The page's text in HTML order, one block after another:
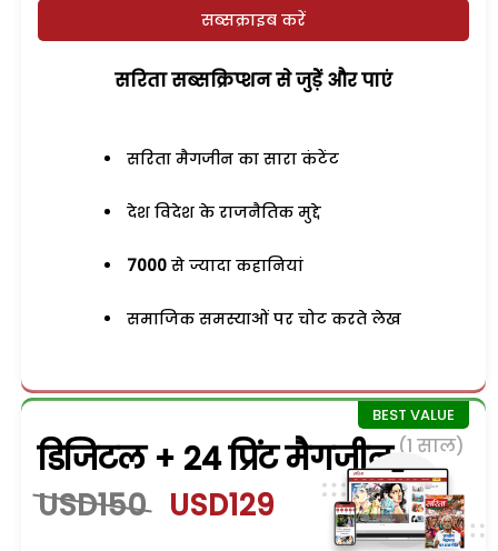
सब्सक्राइब करें
सरिता सब्सक्रिप्शन से जुड़ेें और पाएं
सरिता मैगजीन का सारा कंटेंट
देश विदेश के राजनैतिक मुद्दे
7000 से ज्यादा कहानियां
समाजिक समस्याओं पर चोट करते लेख
डिजिटल + 24 प्रिंट मैगजीन (1 साल)
USD150 USD129